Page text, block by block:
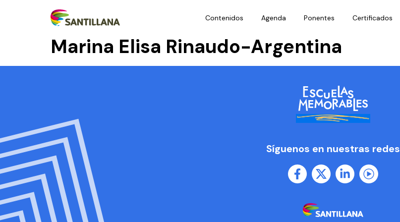
Contenidos Agenda Ponentes Certificados
Marina Elisa Rinaudo-Argentina
Síguenos en nuestras redes